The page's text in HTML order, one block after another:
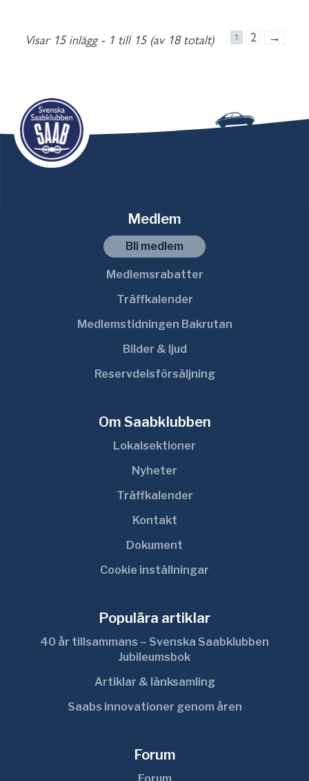
Visar 15 inlägg - 1 till 15 (av 18 totalt) 1 2 →
Medlem
Bli medlem
Medlemsrabatter
Träffkalender
Medlemstidningen Bakrutan
Bilder & ljud
Reservdelsförsäljning
Om Saabklubben
Lokalsektioner
Nyheter
Träffkalender
Kontakt
Dokument
Cookie inställningar
Populära artiklar
40 år tillsammans – Svenska Saabklubben
Jubileumsbok
Artiklar & länksamling
Saabs innovationer genom åren
Forum